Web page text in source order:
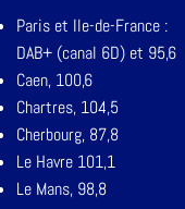
Paris et Ile-de-France :
DAB+ (canal 6D) et 95,6
Caen, 100,6
Chartres, 104,5
Cherbourg, 87,8
Le Havre 101,1
Le Mans, 98,8